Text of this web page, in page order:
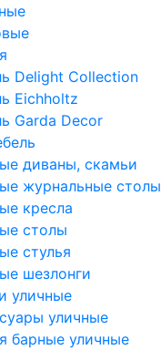
Delight Collection
Eichholtz
Garda Decor
диваны, скамьи
журнальные столы
кресла
столы
стулья
шезлонги
уличные
уличные
барные уличные